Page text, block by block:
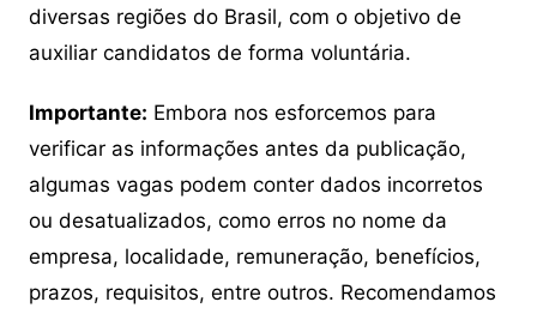
diversas regiões do Brasil, com o objetivo de
auxiliar candidatos de forma voluntária.
Importante: Embora nos esforcemos para
verificar as informações antes da publicação,
algumas vagas podem conter dados incorretos
ou desatualizados, como erros no nome da
empresa, localidade, remuneração, benefícios,
prazos, requisitos, entre outros. Recomendamos